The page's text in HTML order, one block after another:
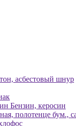
асбестовый шнур
Бензин, керосин